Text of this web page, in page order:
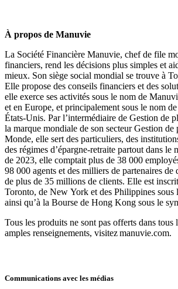
À propos de Manuvie
La Société Financière Manuvie, chef de file
financiers, rend les décisions plus simples et
mieux. Son siège social mondial se trouve à
Elle propose des conseils financiers et des
elle exerce ses activités sous le nom de
et en Europe, et principalement sous le nom
États-Unis. Par l’intermédiaire de Gestion de
la marque mondiale de son secteur Gestion de
Monde, elle sert des particuliers, des
des régimes d’épargne-retraite partout dans le
de 2023, elle comptait plus de 38 000
98 000 agents et des milliers de partenaires
de plus de 35 millions de clients. Elle est
Toronto, de New York et des Philippines
ainsi qu’à la Bourse de Hong Kong sous le
Tous les produits ne sont pas offerts dans tous
amples renseignements, visitez manuvie.com.
Communications avec les